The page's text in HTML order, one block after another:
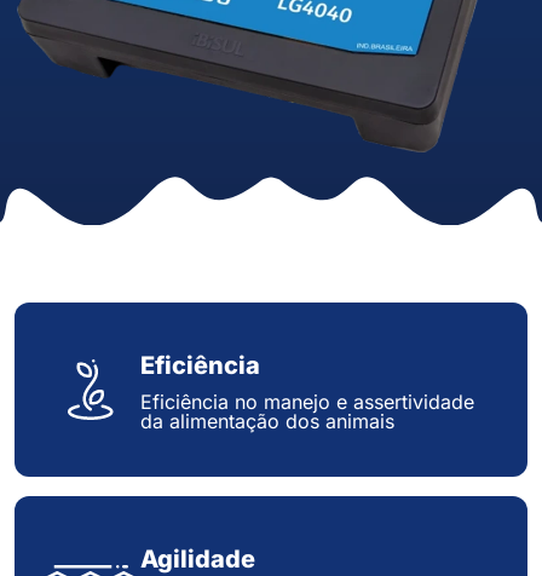
Eficiência
Eficiência no manejo e assertividade
da alimentação dos animais
Agilidade